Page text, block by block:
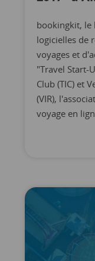
bookingkit, le
logicielles de
voyages et
"Travel Start-
Club (TIC) et
(VIR),
voyage en